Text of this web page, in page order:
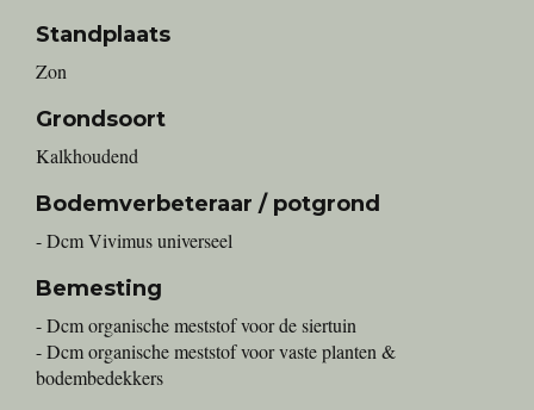
Standplaats
Zon
Grondsoort
Kalkhoudend
Bodemverbeteraar / potgrond
- Dcm Vivimus universeel
Bemesting
- Dcm organische meststof voor de siertuin
- Dcm organische meststof voor vaste planten &
bodembedekkers